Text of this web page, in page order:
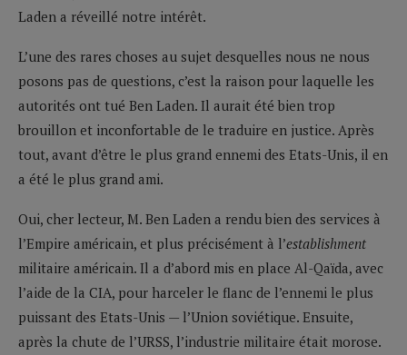
Laden a réveillé notre intérêt.
L’une des rares choses au sujet desquelles nous ne nous
posons pas de questions, c’est la raison pour laquelle les
autorités ont tué Ben Laden. Il aurait été bien trop
brouillon et inconfortable de le traduire en justice. Après
tout, avant d’être le plus grand ennemi des Etats-Unis, il en
a été le plus grand ami.
Oui, cher lecteur, M. Ben Laden a rendu bien des services à
l’Empire américain, et plus précisément à l’establishment
militaire américain. Il a d’abord mis en place Al-Qaïda, avec
l’aide de la CIA, pour harceler le flanc de l’ennemi le plus
puissant des Etats-Unis — l’Union soviétique. Ensuite,
après la chute de l’URSS, l’industrie militaire était morose.